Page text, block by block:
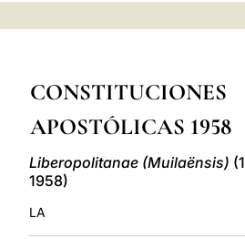
CONSTITUCIONES
APOSTÓLICAS 1958
Liberopolitanae (Muilaënsis)
1958)
LA